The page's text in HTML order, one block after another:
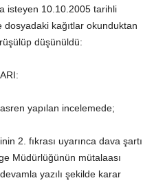
isteyen 10.10.2005 tarihli
kağıtlar okunduktan
düşünüldü:
yapılan incelemede;
2. fıkrası uyarınca dava şartı
Müdürlüğünün mütalaası
yazılı şekilde karar